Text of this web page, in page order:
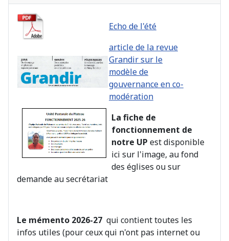
Echo de l'été
article de la revue
Grandir sur le
modèle de
gouvernance en co-
modération
La fiche de
fonctionnement de
notre UP est disponible
ici sur l'image, au fond
des églises ou sur
demande au secrétariat
Le mémento 2026-27 qui contient toutes les
infos utiles (pour ceux qui n'ont pas internet ou